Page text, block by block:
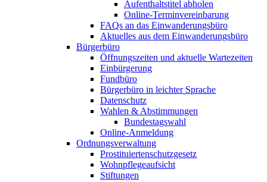
Aufenthaltstitel abholen
Online-Terminvereinbarung
FAQs an das Einwanderungsbüro
Aktuelles aus dem Einwanderungsbüro
Bürgerbüro
Öffnungszeiten und aktuelle Wartezeiten
Einbürgerung
Fundbüro
Bürgerbüro in leichter Sprache
Datenschutz
Wahlen & Abstimmungen
Bundestagswahl
Online-Anmeldung
Ordnungsverwaltung
Prostituiertenschutzgesetz
Wohnpflegeaufsicht
Stiftungen